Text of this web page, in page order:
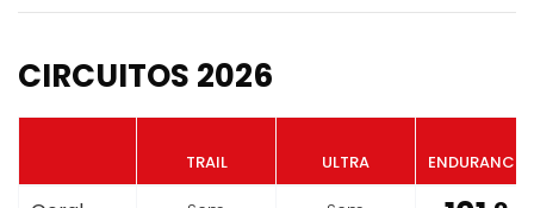
CIRCUITOS 2026
TRAIL ULTRA ENDURANCE